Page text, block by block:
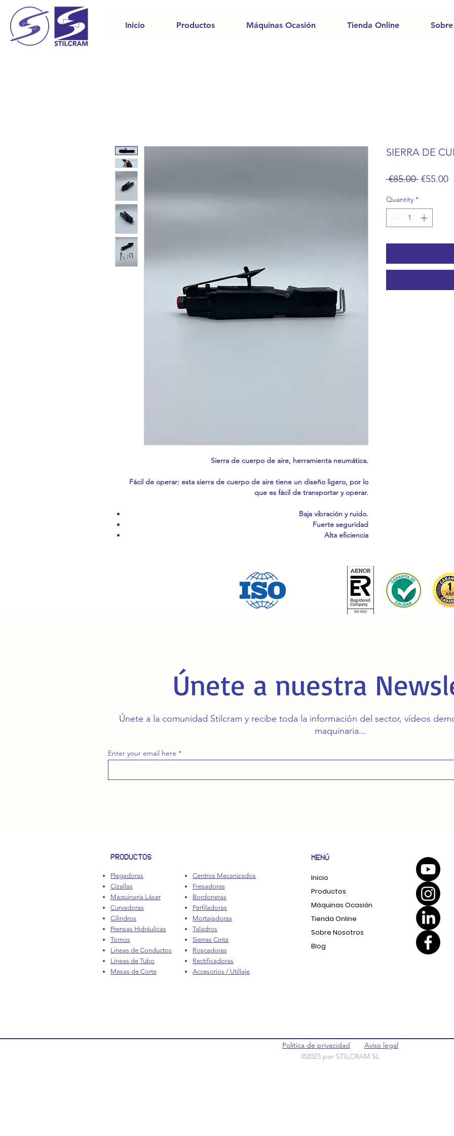
Inicio Productos Máquinas Ocasión Tienda Online
Sierra de cuerpo de aire, herramienta neumática.
Fácil de operar: esta sierra de cuerpo de aire tiene un diseño ligero, por lo
que es fácil de transportar y operar.
Baja vibración y ruido.
Fuerte seguridad
Alta eficiencia
SIERRA DE
€85.00 Regular
€55.00
Quantity *
Únete a nuestra
Únete a la comunidad Stilcram y recibe toda la información del sector, vídeos
maquinaria...
Enter your email here
PRODUCTOS
Plegadoras
Cizallas
Maquinaria Láser
Curvadoras
Cilindros
Prensas Hidráulicas
Tornos
Lineas de Conductos
Lineas de Tubo
Mesas de Corte
Centros Mecanizados
Fresadoras
Bordoneras
Perfiladoras
Mortajadoras
Taladros
Sierras Cinta
Roscadoras
Rectificadoras
Accesorios / Utillaje
MENÚ
Inicio
Productos
Máquinas Ocasión
Tienda Online
Sobre Nosotros
Blog
©2023 por STILCRAM SL
Política de privacidad Aviso legal